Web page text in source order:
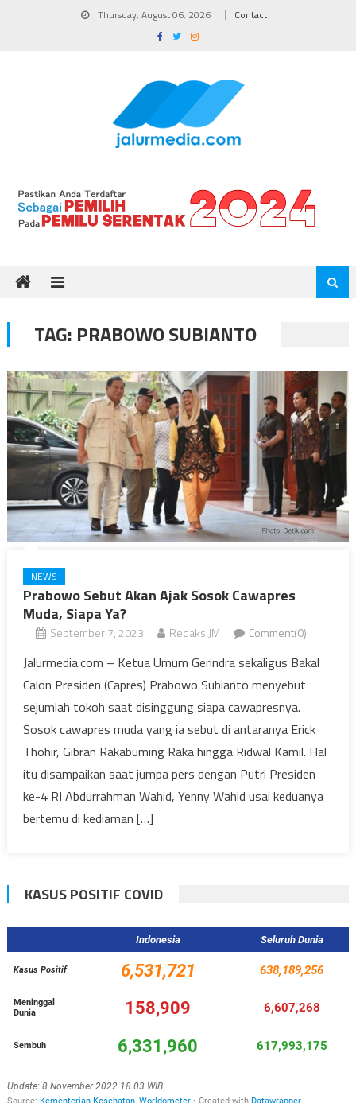
Thursday, August 06, 2026 Contact
TAG: PRABOWO SUBIANTO
NEWS
Prabowo Sebut Akan Ajak Sosok Cawapres
Muda, Siapa Ya?
September 7, 2023 RedaksiJM Comment(0)
Jalurmedia.com – Ketua Umum Gerindra sekaligus Bakal
Calon Presiden (Capres) Prabowo Subianto menyebut
sejumlah tokoh saat disinggung siapa cawapresnya.
Sosok cawapres muda yang ia sebut di antaranya Erick
Thohir, Gibran Rakabuming Raka hingga Ridwal Kamil. Hal
itu disampaikan saat jumpa pers dengan Putri Presiden
ke-4 RI Abdurrahman Wahid, Yenny Wahid usai keduanya
bertemu di kediaman […]
KASUS POSITIF COVID